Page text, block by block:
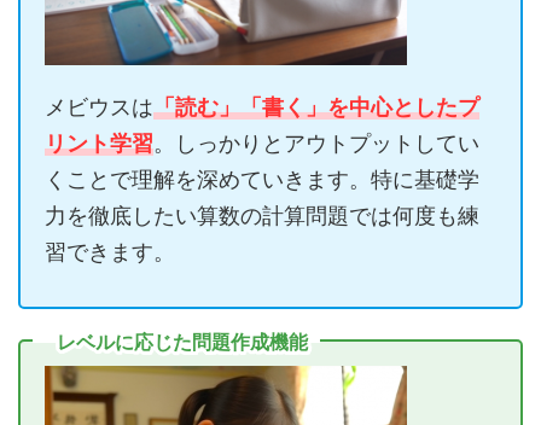
メビウスは「読む」「書く」を中心としたプ
リント学習。しっかりとアウトプットしてい
くことで理解を深めていきます。特に基礎学
力を徹底したい算数の計算問題では何度も練
習できます。
レベルに応じた問題作成機能